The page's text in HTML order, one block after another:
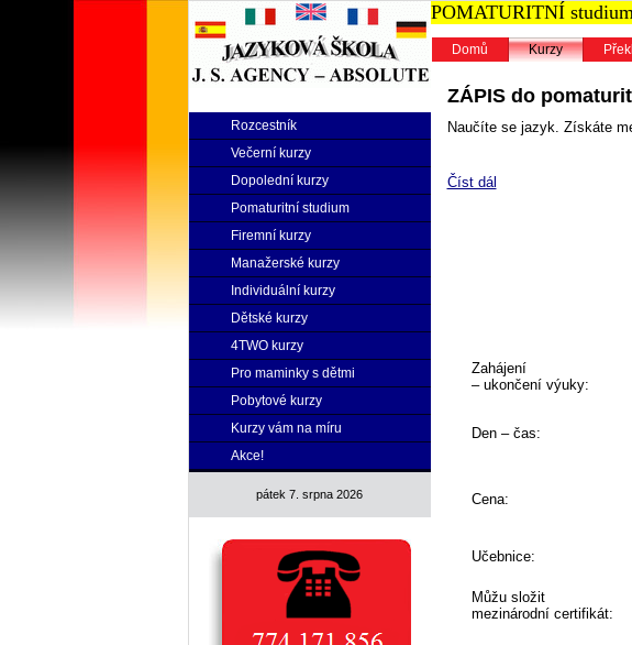
Rozcestník
Večerní kurzy
Dopolední kurzy
Pomaturitní studium
Firemní kurzy
Manažerské kurzy
Individuální kurzy
Dětské kurzy
4TWO kurzy
Pro maminky s dětmi
Pobytové kurzy
Kurzy vám na míru
Akce!
pátek 7. srpna 2026
POMATURITNÍ
Domů Kurzy
ZÁPIS do
Naučíte se jazyk. Získáte
Číst dál
Zahájení
– ukončení výuky:
Den – čas:
Cena:
Učebnice:
Můžu složit
mezinárodní certifikát: